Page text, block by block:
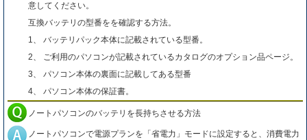
意してください。
互換バッテリの型番をを確認する方法。
1、 バッテリパック本体に記載されている型番。
2、 ご利用のパソコンが記載されているカタログのオプション品ページ。
3、 パソコン本体の裏面に記載してある型番
4、 パソコン本体の保証書。
ノートパソコンのバッテリを長持ちさせる方法
ノートパソコンで電源プランを「省電力」モードに設定すると、消費電力